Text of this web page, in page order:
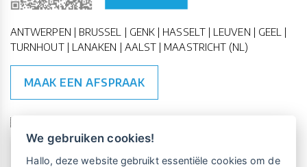
ANTWERPEN | BRUSSEL | GENK | HASSELT | LEUVEN | GEEL |
TURNHOUT | LANAKEN | AALST | MAASTRICHT (NL)
MAAK EEN AFSPRAAK
🇪🇺 🇧🇪
We gebruiken cookies!
Hallo, deze website gebruikt essentiële cookies om de
Vrijblijvende kennismaking?Boek